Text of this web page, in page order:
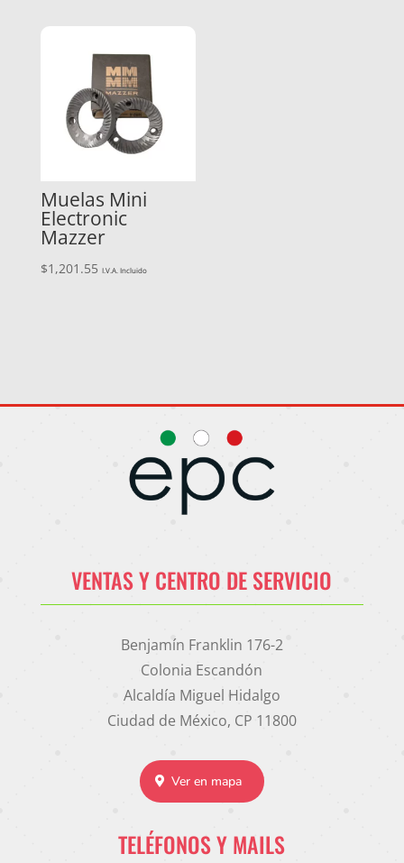
Muelas Mini
Electronic
Mazzer
$1,201.55 I.V.A. Incluido
VENTAS Y CENTRO DE SERVICIO
Benjamín Franklin 176-2
Colonia Escandón
Alcaldía Miguel Hidalgo
Ciudad de México, CP 11800
Ver en mapa
TELÉFONOS Y MAILS